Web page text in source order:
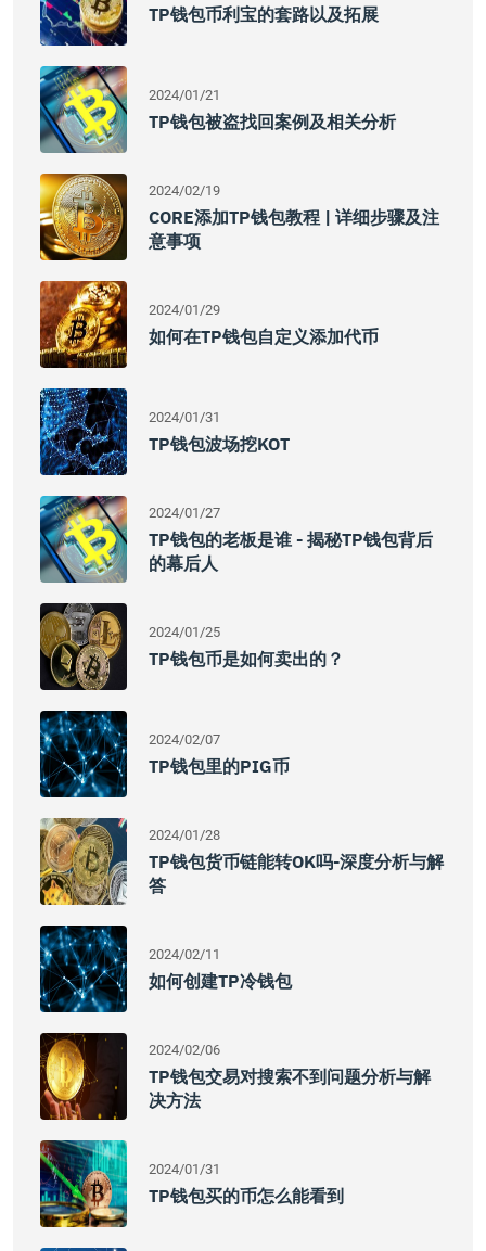
TP钱包币利宝的套路以及拓展
2024/01/21
TP钱包被盗找回案例及相关分析
2024/02/19
CORE添加TP钱包教程 | 详细步骤及注
意事项
2024/01/29
如何在TP钱包自定义添加代币
2024/01/31
TP钱包波场挖KOT
2024/01/27
TP钱包的老板是谁 - 揭秘TP钱包背后
的幕后人
2024/01/25
TP钱包币是如何卖出的？
2024/02/07
TP钱包里的PIG币
2024/01/28
TP钱包货币链能转OK吗-深度分析与解
答
2024/02/11
如何创建TP冷钱包
2024/02/06
TP钱包交易对搜索不到问题分析与解
决方法
2024/01/31
TP钱包买的币怎么能看到